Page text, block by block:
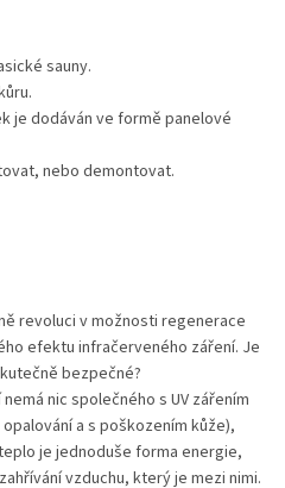
sauny.
je dodáván ve formě panelové
nebo demontovat.
revoluci v možnosti regenerace
efektu infračerveného záření. Je
bezpečné?
nic společného s UV zářením
a s poškozením kůže),
je jednoduše forma energie,
vzduchu, který je mezi nimi.